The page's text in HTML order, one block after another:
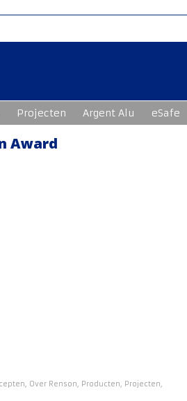
Projecten Argent Alu eSafe
Award
, Over Renson, Producten, Projecten,